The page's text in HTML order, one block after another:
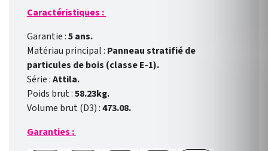
Caractéristiques :
Garantie :5 ans.
Matériau principal : Panneau stratifié de
particules de bois (classe E-1).
Série :Attila.
Poids brut :58.23kg.
Volume brut (D3) :473.08.
Garanties :